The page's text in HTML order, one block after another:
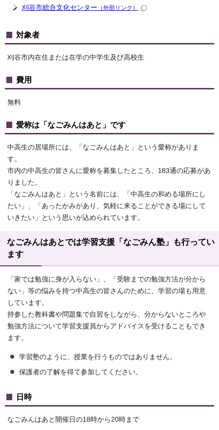
刈谷市総合文化センター （外部リンク）
対象者
刈谷市内在住または在学の中学生及び高校生
費用
無料
愛称は「なごみんはあと」です
中高生の居場所には、「なごみんはあと」という愛称がありま
す。
市内の中高生の皆さんに愛称を募集したところ、183通の応募があ
りました。
「なごみんはあと」という名前には、「中高生の和める場所にし
たい」、「あったかみがあり、気軽に来ることができる場にして
いきたい」という思いが込められています。
なごみんはあとでは学習支援「なごみん塾」も行ってい
ます
「家では勉強に身が入らない」、「受験までの勉強方法が分から
ない」等の悩みを持つ中高生の皆さんのために、学習の場も用意
しています。
持参した教科書や問題集で自習をしながら、分からないところや
勉強方法について学習支援員からアドバイスを受けることもでき
ます。
学習塾のように、授業を行うものではありません。
保護者の了解を得て参加してください。
日時
なごみんはあと開催日の18時から20時まで